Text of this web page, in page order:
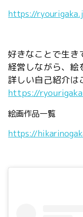
https://
好きなことで生き
経営しながら、絵
詳しい自己紹介は
https://
絵画作品一覧
https://